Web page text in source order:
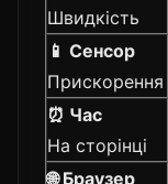
Швидкість
📱 Сенсор
Прискорення
⏰ Час
На сторінці
🌐 Браузер